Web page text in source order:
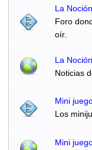
La Noción
Foro
oír.
La Noción
Noticias
Mini
Los
Mini